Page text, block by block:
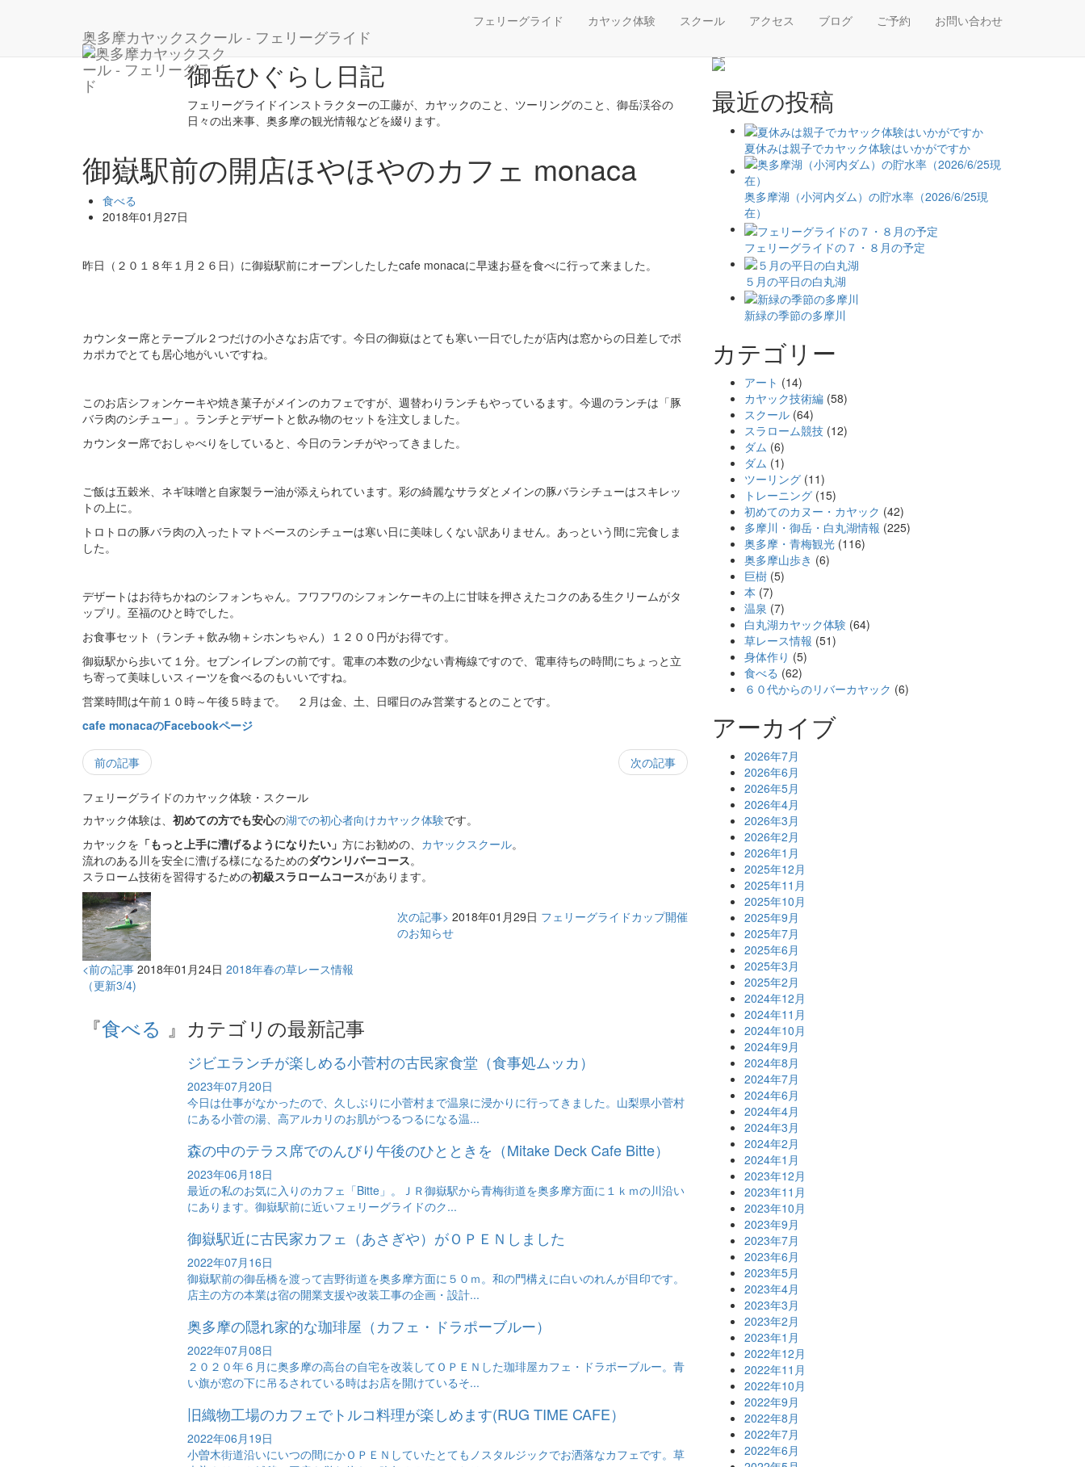
奥多摩カヤックスクール - フェリーグライド
フェリーグライド カヤック体験 スクール アクセス ブログ ご予約 お問い合わせ
御岳ひぐらし日記
フェリーグライドインストラクターの工藤が、カヤックのこと、ツーリングのこと、御岳渓谷の
日々の出来事、奥多摩の観光情報などを綴ります。
御嶽駅前の開店ほやほやのカフェ monaca
食べる
2018年01月27日
昨日（２０１８年１月２６日）に御嶽駅前にオープンしたしたcafe monacaに早速お昼を食べに行って来ました。
カウンター席とテーブル２つだけの小さなお店です。今日の御嶽はとても寒い一日でしたが店内は窓からの日差しでポ
カポカでとても居心地がいいですね。
このお店シフォンケーキや焼き菓子がメインのカフェですが、週替わりランチもやっているます。今週のランチは「豚
バラ肉のシチュー」。ランチとデザートと飲み物のセットを注文しました。
カウンター席でおしゃべりをしていると、今日のランチがやってきました。
ご飯は五穀米、ネギ味噌と自家製ラー油が添えられています。彩の綺麗なサラダとメインの豚バラシチューはスキレッ
トの上に。
トロトロの豚バラ肉の入ったトマトベースのシチューは寒い日に美味しくない訳ありません。あっという間に完食しま
した。
デザートはお待ちかねのシフォンちゃん。フワフワのシフォンケーキの上に甘味を押さえたコクのある生クリームがタ
ップリ。至福のひと時でした。
お食事セット（ランチ＋飲み物＋シホンちゃん）１２００円がお得です。
御嶽駅から歩いて１分。セブンイレブンの前です。電車の本数の少ない青梅線ですので、電車待ちの時間にちょっと立
ち寄って美味しいスィーツを食べるのもいいですね。
営業時間は午前１０時～午後５時まで。 ２月は金、土、日曜日のみ営業するとのことです。
cafe monacaのFacebookページ
前の記事 次の記事
フェリーグライドのカヤック体験・スクール
カヤック体験は、 初めての方でも安心の湖での初心者向けカヤック体験です。
カヤックを 「もっと上手に漕げるようになりたい」 方にお勧めの、 カヤックスクール。
流れのある川を安全に漕げる様になるためのダウンリバーコース。
スラローム技術を習得するための初級スラロームコースがあります。
<前の記事 2018年01月24日 2018年春の草レース情報
（更新3/4)
次の記事> 2018年01月29日 フェリーグライドカップ開催
のお知らせ
『食べる 』カテゴリの最新記事
ジビエランチが楽しめる小菅村の古民家食堂（食事処ムッカ）
2023年07月20日
今日は仕事がなかったので、久しぶりに小菅村まで温泉に浸かりに行ってきました。山梨県小菅村
にある小菅の湯、高アルカリのお肌がつるつるになる温...
森の中のテラス席でのんびり午後のひとときを（Mitake Deck Cafe Bitte）
2023年06月18日
最近の私のお気に入りのカフェ「Bitte」。ＪＲ御嶽駅から青梅街道を奥多摩方面に１ｋｍの川沿い
にあります。御嶽駅前に近いフェリーグライドのク...
御嶽駅近に古民家カフェ（あさぎや）がＯＰＥＮしました
2022年07月16日
御嶽駅前の御岳橋を渡って吉野街道を奥多摩方面に５０ｍ。和の門構えに白いのれんが目印です。
店主の方の本業は宿の開業支援や改装工事の企画・設計...
奥多摩の隠れ家的な珈琲屋（カフェ・ドラポーブルー）
2022年07月08日
２０２０年６月に奥多摩の高台の自宅を改装してＯＰＥＮした珈琲屋カフェ・ドラポーブルー。青
い旗が窓の下に吊るされている時はお店を開けているそ...
旧織物工場のカフェでトルコ料理が楽しめます(RUG TIME CAFE）
2022年06月19日
小曽木街道沿いにいつの間にかＯＰＥＮしていたとてもノスタルジックでお洒落なカフェです。草
最近の投稿
夏休みは親子でカヤック体験はいかがですか
奥多摩湖（小河内ダム）の貯水率（2026/6/25現
在）
フェリーグライドの７・８月の予定
５月の平日の白丸湖
新緑の季節の多摩川
カテゴリー
アート (14)
カヤック技術編 (58)
スクール (64)
スラローム競技 (12)
ダム (6)
ダム (1)
ツーリング (11)
トレーニング (15)
初めてのカヌー・カヤック (42)
多摩川・御岳・白丸湖情報 (225)
奥多摩・青梅観光 (116)
奥多摩山歩き (6)
巨樹 (5)
本 (7)
温泉 (7)
白丸湖カヤック体験 (64)
草レース情報 (51)
身体作り (5)
食べる (62)
６０代からのリバーカヤック (6)
アーカイブ
2026年7月
2026年6月
2026年5月
2026年4月
2026年3月
2026年2月
2026年1月
2025年12月
2025年11月
2025年10月
2025年9月
2025年7月
2025年6月
2025年3月
2025年2月
2024年12月
2024年11月
2024年10月
2024年9月
2024年8月
2024年7月
2024年6月
2024年4月
2024年3月
2024年2月
2024年1月
2023年12月
2023年11月
2023年10月
2023年9月
2023年7月
2023年6月
2023年5月
2023年4月
2023年3月
2023年2月
2023年1月
2022年12月
2022年11月
2022年10月
2022年9月
2022年8月
2022年7月
2022年6月